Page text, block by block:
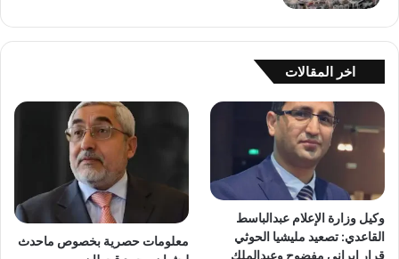
اخر المقالات
وكيل وزارة الإعلام عبدالباسط
القاعدي: تصعيد مليشيا الحوثي
قرار إيراني مفضوح وعبدالملك
معلومات حصرية بخصوص ماحدث